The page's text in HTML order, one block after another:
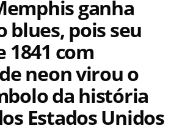
ganha
blues, pois seu
com
neon virou o
da história
Estados Unidos